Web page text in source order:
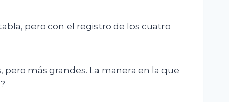
pero con el registro de los cuatro
más grandes. La manera en la que